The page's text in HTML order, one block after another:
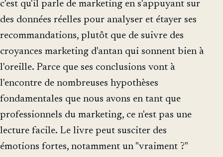
c'est qu'il parle de marketing en s'appuyant sur
des données réelles pour analyser et étayer ses
recommandations, plutôt que de suivre des
croyances marketing d'antan qui sonnent bien à
l'oreille. Parce que ses conclusions vont à
l'encontre de nombreuses hypothèses
fondamentales que nous avons en tant que
professionnels du marketing, ce n'est pas une
lecture facile. Le livre peut susciter des
émotions fortes, notamment un "vraiment ?"